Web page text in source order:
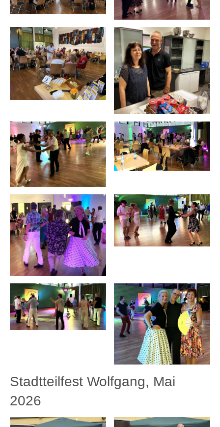
Stadtteilfest Wolfgang, Mai
2026